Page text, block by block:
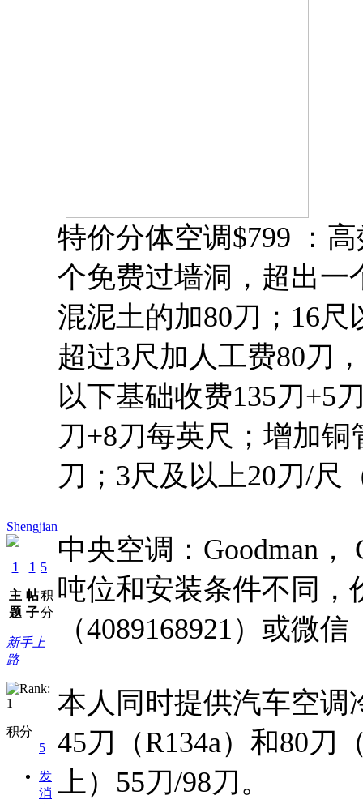
Shengjian
1
主
题
1
帖
子
5
积
分
新手上
路
积分
5
发
消
特价分体空调$799 ：
个免费过墙洞，超出一
混泥土的加80刀；16
超过3尺加人工费80刀
以下基础收费135刀+5
刀+8刀每英尺；增加
刀；3尺及以上20刀/尺
中央空调：Goodman，
吨位和安装条件不同，
（4089168921）或微
本人同时提供汽车空调
45刀（R134a）和80刀
上）55刀/98刀。